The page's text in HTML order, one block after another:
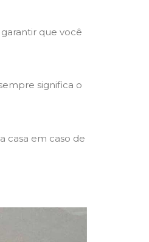
que você
significa o
casa em caso de